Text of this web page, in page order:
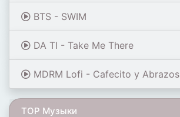
BTS - SWIM
DA TI - Take Me There
MDRM Lofi - Cafecito y Abrazos
TOP Музыки